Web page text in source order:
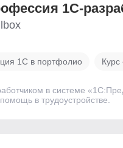
1C-
1С в портфолио
в системе
в трудоустройстве.